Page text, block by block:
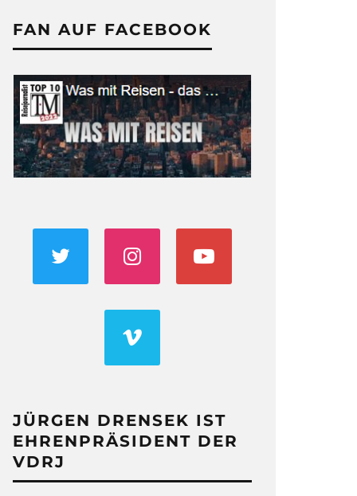
FAN AUF FACEBOOK
JÜRGEN DRENSEK IST
EHRENPRÄSIDENT DER
VDRJ